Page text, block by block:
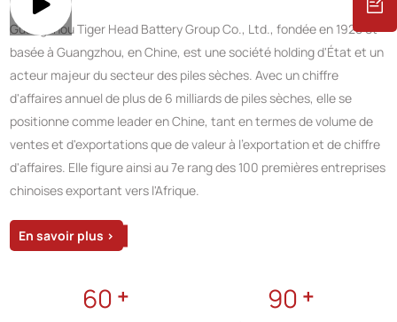
Guangzhou Tiger Head Battery Group Co., Ltd., fondée en 1928 et
basée à Guangzhou, en Chine, est une société holding d'État et un
acteur majeur du secteur des piles sèches. Avec un chiffre
d'affaires annuel de plus de 6 milliards de piles sèches, elle se
positionne comme leader en Chine, tant en termes de volume de
ventes et d'exportations que de valeur à l'exportation et de chiffre
d'affaires. Elle figure ainsi au 7e rang des 100 premières entreprises
chinoises exportant vers l'Afrique.
En savoir plus >
60 90